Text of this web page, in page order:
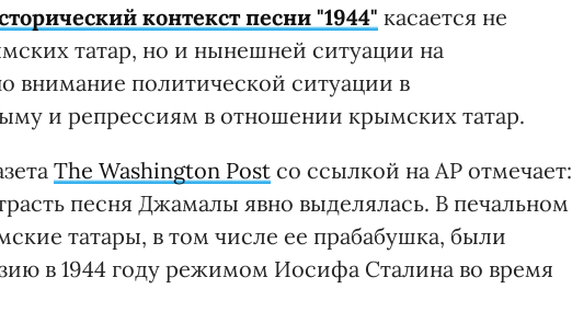
контекст песни "1944" касается не
татар, но и нынешней ситуации на
внимание политической ситуации в
и репрессиям в отношении крымских татар.
The Washington Post со ссылкой на АР отмечает:
песня Джамалы явно выделялась. В печальном
татары, в том числе ее прабабушка, были
в 1944 году режимом Иосифа Сталина во время